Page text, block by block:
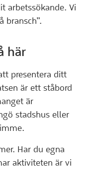
arbetssökande. Vi
bransch”.
här
presentera ditt
är ett ståbord
är
stadshus eller
Har du egna
aktiviteten är vi